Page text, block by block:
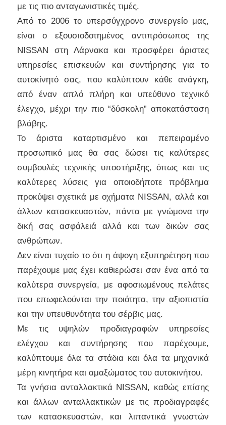
με τις πιο ανταγωνιστικές τιμές.
Από το 2006 το υπερσύγχρονο συνεργείο μας,
είναι ο εξουσιοδοτημένος αντιπρόσωπος της
NISSAN στη Λάρνακα και προσφέρει άριστες
υπηρεσίες επισκευών και συντήρησης για το
αυτοκίνητό σας, που καλύπτουν κάθε ανάγκη,
από έναν απλό πλήρη και υπεύθυνο τεχνικό
έλεγχο, μέχρι την πιο “δύσκολη” αποκατάσταση
βλάβης.
Το άριστα καταρτισμένο και πεπειραμένο
προσωπικό μας θα σας δώσει τις καλύτερες
συμβουλές τεχνικής υποστήριξης, όπως και τις
καλύτερες λύσεις για οποιοδήποτε πρόβλημα
προκύψει σχετικά με οχήματα NISSAN, αλλά και
άλλων κατασκευαστών, πάντα με γνώμονα την
δική σας ασφάλειά αλλά και των δικών σας
ανθρώπων.
Δεν είναι τυχαίο το ότι η άψογη εξυπηρέτηση που
παρέχουμε μας έχει καθιερώσει σαν ένα από τα
καλύτερα συνεργεία, με αφοσιωμένους πελάτες
που επωφελούνται την ποιότητα, την αξιοπιστία
και την υπευθυνότητα του σέρβις μας.
Με τις υψηλών προδιαγραφών υπηρεσίες
ελέγχου και συντήρησης που παρέχουμε,
καλύπτουμε όλα τα στάδια και όλα τα μηχανικά
μέρη κινητήρα και αμαξώματος του αυτοκινήτου.
Τα γνήσια ανταλλακτικά NISSAN, καθώς επίσης
και άλλων ανταλλακτικών με τις προδιαγραφές
των κατασκευαστών, και λιπαντικά γνωστών